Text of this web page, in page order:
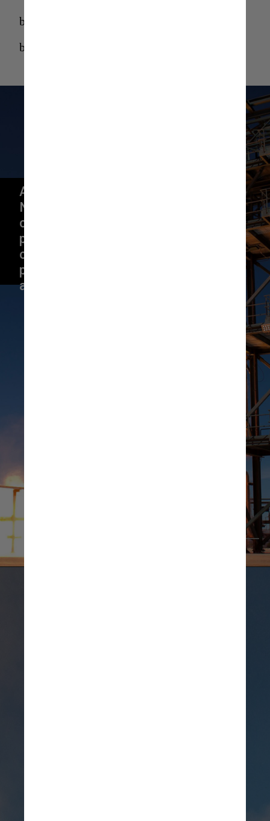
blue-origin
blue-origin
As viagens serão a bordo da nave
New Shepard, espaçonave
composta por duas peças: uma
pequena cápsula em forma de
cúpula e um foguete para
projetá-la a mais de 18 metros de
altura